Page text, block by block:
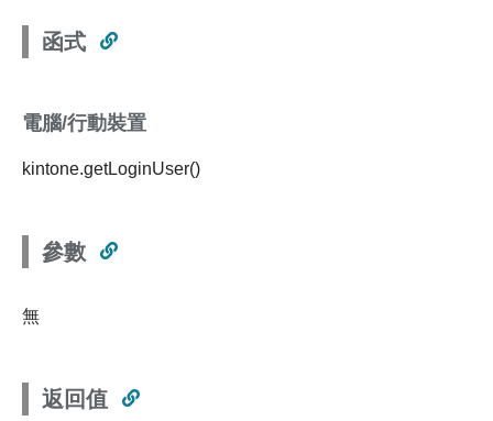
函式
電腦/行動裝置
kintone.getLoginUser()
參數
無
返回值